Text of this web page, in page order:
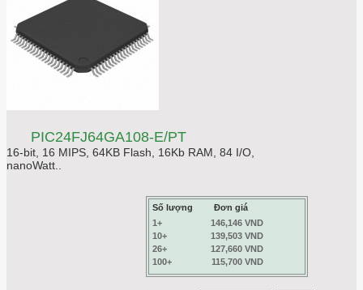
PIC24FJ64GA108-E/PT
16-bit, 16 MIPS, 64KB Flash, 16Kb RAM, 84 I/O,
nanoWatt..
Số lượng
Đơn giá
1+
146,146 VND
10+
139,503 VND
26+
127,660 VND
100+
115,700 VND